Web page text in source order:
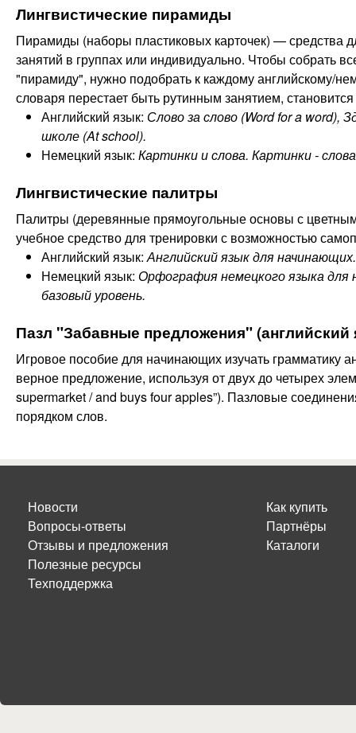
Лингвистические пирамиды
Пирамиды (наборы пластиковых карточек) — средства
занятий в группах или индивидуально. Чтобы собрать
"пирамиду", нужно подобрать к каждому английскому/
словаря перестает быть рутинным занятием,
Английский язык: Слово за слово (Word for a word),
школе (At school).
Немецкий язык: Картинки и слова. Картинки -
Лингвистические палитры
Палитры (деревянные прямоугольные основы с
учебное средство для тренировки с возможностью
Английский язык: Английский язык для
Немецкий язык: Орфография немецкого языка
базовый уровень.
Пазл "Забавные предложения" (английский
Игровое пособие для начинающих изучать грамматику
верное предложение, используя от двух до четырех
supermarket / and buys four apples”). Пазловые
порядком слов.
Новости
Вопросы-ответы
Отзывы и предложения
Полезные ресурсы
Техподдержка
Как купить
Партнёры
Каталоги